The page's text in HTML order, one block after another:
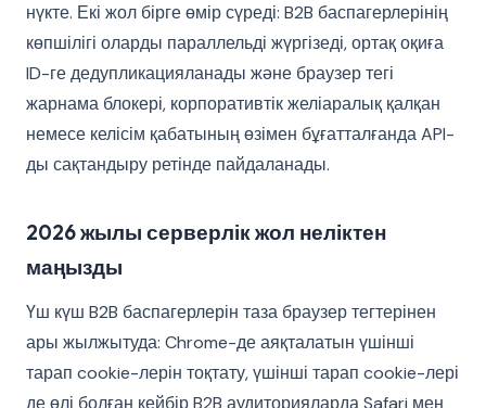
нүкте. Екі жол бірге өмір сүреді: B2B баспагерлерінің
көпшілігі оларды параллельді жүргізеді, ортақ оқиға
ID-ге дедупликацияланады және браузер тегі
жарнама блокері, корпоративтік желіаралық қалқан
немесе келісім қабатының өзімен бұғатталғанда API-
ды сақтандыру ретінде пайдаланады.
2026 жылы серверлік жол неліктен
маңызды
Үш күш B2B баспагерлерін таза браузер тегтерінен
ары жылжытуда: Chrome-де аяқталатын үшінші
тарап cookie-лерін тоқтату, үшінші тарап cookie-лері
де өлі болған кейбір B2B аудиторияларда Safari мен